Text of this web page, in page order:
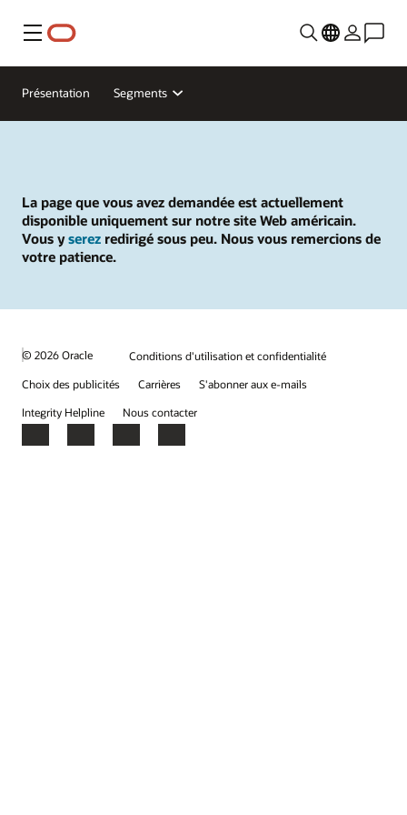
Menu
Présentation Segments
La page que vous avez demandée est actuellement
disponible uniquement sur notre site Web américain.
Vous yserez redirigé sous peu. Nous vous remercions de
votre patience.
© 2026 Oracle
Conditions d'utilisation et confidentialité
Choix des publicités
Carrières
S'abonner aux e-mails
Integrity Helpline
Nous contacter
Facebook
X LinkedInYouTube